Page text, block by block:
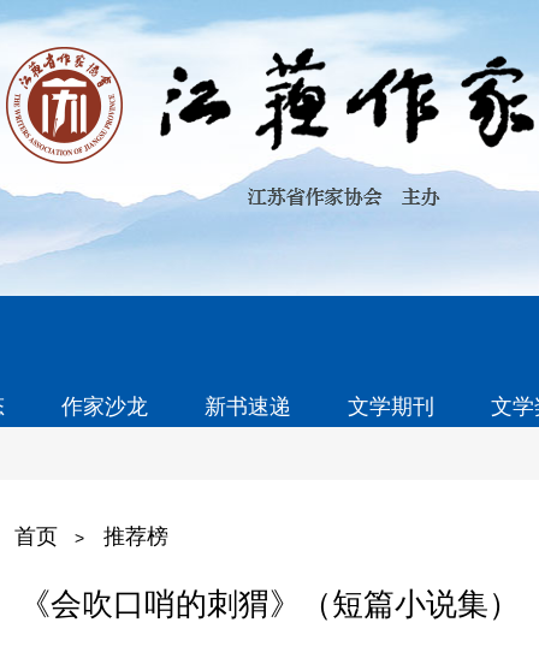
作家沙龙 新书速递 文学期刊 文
首页 > 推荐榜
《会吹口哨的刺猬》（短篇小说集）